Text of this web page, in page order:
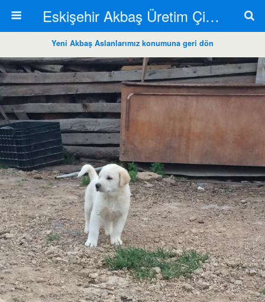
Eskişehir Akbaş Üretim Çiftliği
Yeni Akbaş Aslanlarımız konumuna geri dön